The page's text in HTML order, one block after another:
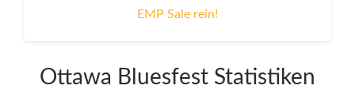
EMP Sale rein!
Ottawa Bluesfest Statistiken